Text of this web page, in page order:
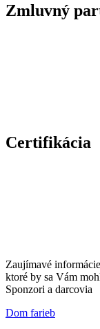
Zmluvný
Certifikácia
Zaujímavé
ktoré by sa Vám
Sponzori a darcovia
Dom farieb